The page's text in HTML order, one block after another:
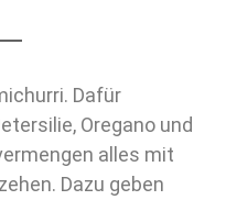
Dafür
Oregano und
alles mit
Dazu geben